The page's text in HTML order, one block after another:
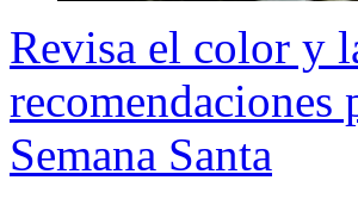
Revisa el color y
recomendaciones
Semana Santa